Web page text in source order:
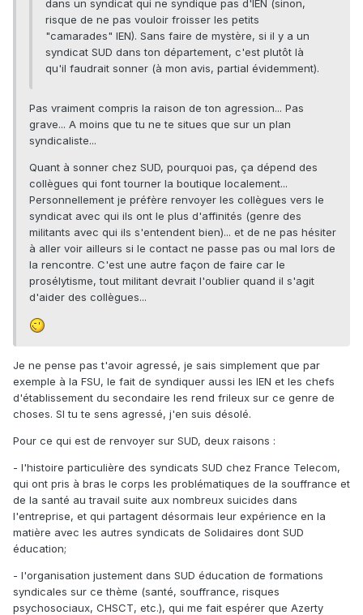
dans un syndicat qui ne syndique pas d'IEN (sinon,
risque de ne pas vouloir froisser les petits
"camarades" IEN). Sans faire de mystère, si il y a un
syndicat SUD dans ton département, c'est plutôt là
qu'il faudrait sonner (à mon avis, partial évidemment).
Pas vraiment compris la raison de ton agression... Pas
grave... A moins que tu ne te situes que sur un plan
syndicaliste...
Quant à sonner chez SUD, pourquoi pas, ça dépend des
collègues qui font tourner la boutique localement...
Personnellement je préfère renvoyer les collègues vers le
syndicat avec qui ils ont le plus d'affinités (genre des
militants avec qui ils s'entendent bien)... et de ne pas hésiter
à aller voir ailleurs si le contact ne passe pas ou mal lors de
la rencontre. C'est une autre façon de faire car le
prosélytisme, tout militant devrait l'oublier quand il s'agit
d'aider des collègues...
Je ne pense pas t'avoir agressé, je sais simplement que par
exemple à la FSU, le fait de syndiquer aussi les IEN et les chefs
d'établissement du secondaire les rend frileux sur ce genre de
choses. SI tu te sens agressé, j'en suis désolé.
Pour ce qui est de renvoyer sur SUD, deux raisons :
- l'histoire particulière des syndicats SUD chez France Telecom,
qui ont pris à bras le corps les problématiques de la souffrance et
de la santé au travail suite aux nombreux suicides dans
l'entreprise, et qui partagent désormais leur expérience en la
matière avec les autres syndicats de Solidaires dont SUD
éducation;
- l'organisation justement dans SUD éducation de formations
syndicales sur ce thème (santé, souffrance, risques
psychosociaux, CHSCT, etc.), qui me fait espérer que Azerty